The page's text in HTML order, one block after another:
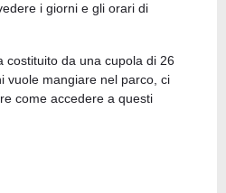
i giorni e gli orari di
costituito da una cupola di 26
vuole mangiare nel parco, ci
come accedere a questi